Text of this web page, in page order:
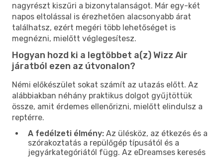
nagyrészt kiszűri a bizonytalanságot. Már egy-két
napos eltolással is érezhetően alacsonyabb árat
találhatsz, ezért megéri több lehetőséget is
megnézni, mielőtt véglegesítesz.
Hogyan hozd ki a legtöbbet a(z) Wizz Air
járatból ezen az útvonalon?
Némi előkészület sokat számít az utazás előtt. Az
alábbiakban néhány praktikus dolgot gyűjtöttük
össze, amit érdemes ellenőrizni, mielőtt elindulsz a
reptérre.
A fedélzeti élmény: Az ülésköz, az étkezés és a
szórakoztatás a repülőgép típusától és a
jegyárkategóriától függ. Az eDreamses keresés